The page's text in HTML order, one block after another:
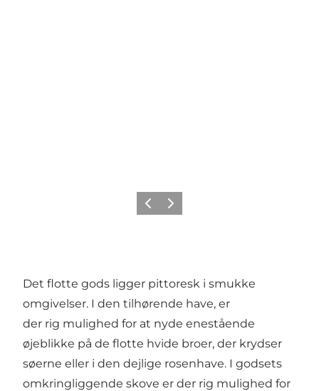
ForrigeNæste
Det flotte gods ligger pittoresk i smukke
omgivelser. I den tilhørende have, er
der rig mulighed for at nyde enestående
øjeblikke på de flotte hvide broer, der krydser
søerne eller i den dejlige rosenhave. I godsets
omkringliggende skove er der rig mulighed for